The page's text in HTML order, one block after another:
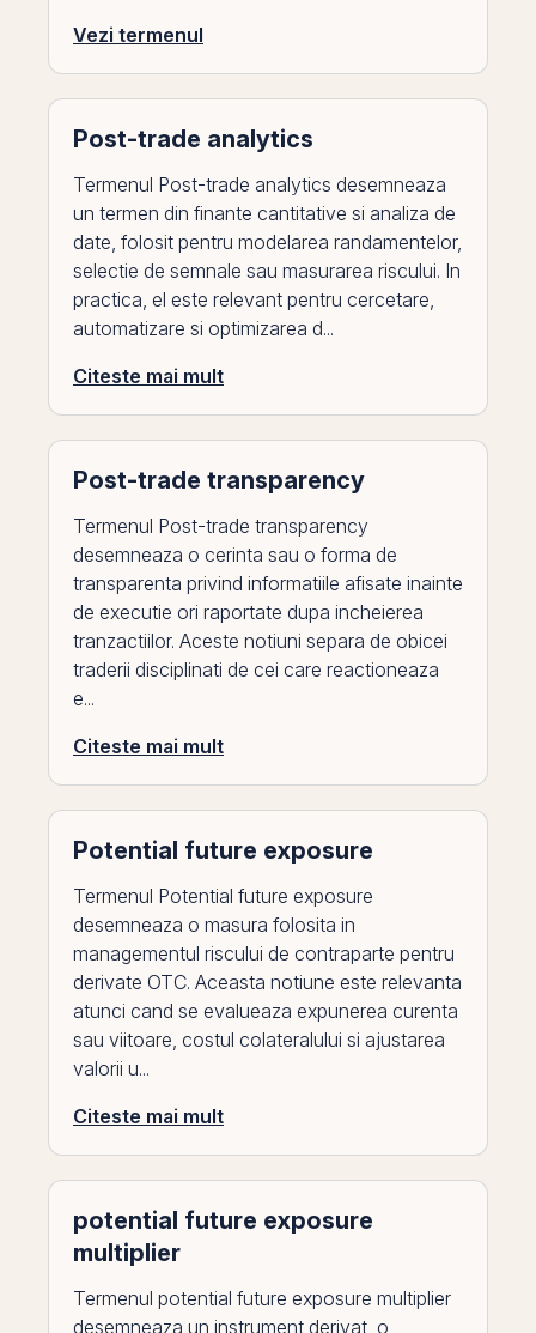
Vezi termenul
Post-trade analytics
Termenul Post-trade analytics desemneaza
un termen din finante cantitative si analiza de
date, folosit pentru modelarea randamentelor,
selectie de semnale sau masurarea riscului. In
practica, el este relevant pentru cercetare,
automatizare si optimizarea d...
Citeste mai mult
Post-trade transparency
Termenul Post-trade transparency
desemneaza o cerinta sau o forma de
transparenta privind informatiile afisate inainte
de executie ori raportate dupa incheierea
tranzactiilor. Aceste notiuni separa de obicei
traderii disciplinati de cei care reactioneaza
e...
Citeste mai mult
Potential future exposure
Termenul Potential future exposure
desemneaza o masura folosita in
managementul riscului de contraparte pentru
derivate OTC. Aceasta notiune este relevanta
atunci cand se evalueaza expunerea curenta
sau viitoare, costul colateralului si ajustarea
valorii u...
Citeste mai mult
potential future exposure
multiplier
Termenul potential future exposure multiplier
desemneaza un instrument derivat, o